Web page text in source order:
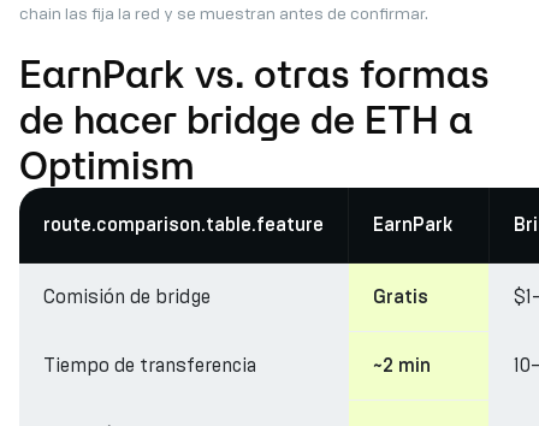
chain las fija la red y se muestran antes de confirmar.
EarnPark vs. otras formas
de hacer bridge de ETH a
Optimism
route.comparison.table.feature EarnPark
Comisión de bridge Gratis
Tiempo de transferencia ~2 min